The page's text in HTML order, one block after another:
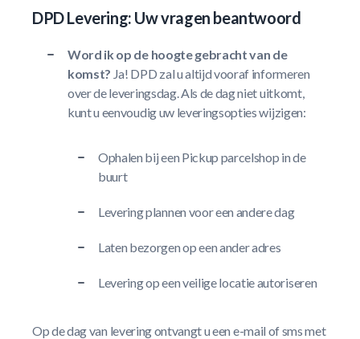
DPD Levering: Uw vragen beantwoord
Word ik op de hoogte gebracht van de
komst? Ja! DPD zal u altijd vooraf informeren
over de leveringsdag. Als de dag niet uitkomt,
kunt u eenvoudig uw leveringsopties wijzigen:
Ophalen bij een Pickup parcelshop in de
buurt
Levering plannen voor een andere dag
Laten bezorgen op een ander adres
Levering op een veilige locatie autoriseren
Op de dag van levering ontvangt u een e-mail of sms met